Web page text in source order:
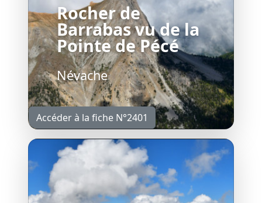
Rocher de
Barrabas vu de la
Pointe de Pécé
Névache
Accéder à la fiche N°2401